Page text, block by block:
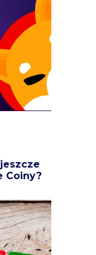
jeszcze
Coiny?